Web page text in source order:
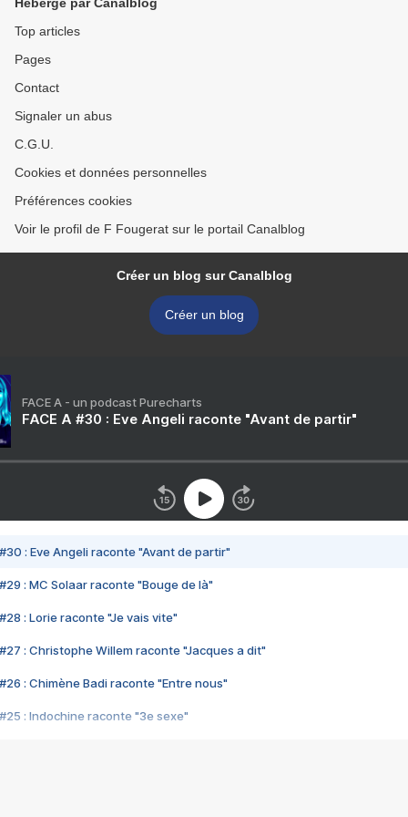
Top articles
Pages
Contact
Signaler un abus
C.G.U.
Cookies et données personnelles
Préférences cookies
Voir le profil de F Fougerat sur le portail Canalblog
Créer un blog sur Canalblog
Créer un blog
FACE A - un podcast Purecharts
FACE A #30 : Eve Angeli raconte "Avant de partir"
#30 : Eve Angeli raconte "Avant de partir"
#29 : MC Solaar raconte "Bouge de là"
#28 : Lorie raconte "Je vais vite"
#27 : Christophe Willem raconte "Jacques a dit"
#26 : Chimène Badi raconte "Entre nous"
#25 : Indochine raconte "3e sexe"